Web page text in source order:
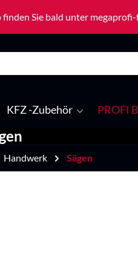
Sie bald unter
KFZ -Zubehör PROFI
Handwerk Sägen